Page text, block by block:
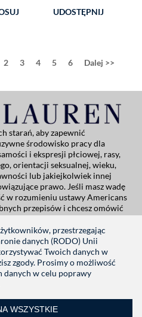
przestrzegając
danych (RODO) Unii
Twoich danych w
zgody. Prosimy o możliwość
danych w celu poprawy
WSZYSTKIE
UDOSTĘPNIJ
2 3 4 5 6 Dalej >>
starań, aby zapewnić
środowisko pracy dla
i ekspresji płciowej, rasy,
orientacji seksualnej, wieku,
lub jakiejkolwiek innej
prawo. Jeśli masz wadę
w rozumieniu ustawy Americans
przepisów i chcesz omówić
z aplikowaniem o pracę w Ralph
People Practices:
pytań dotyczących wsparcia
o kontakt pod adresemrl-
.
Settings